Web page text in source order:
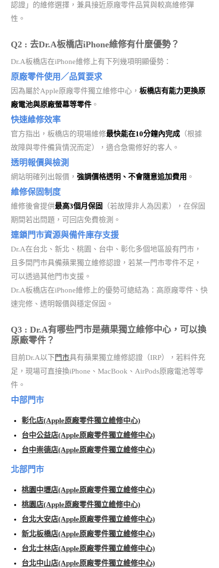
認證」的維修選擇，兼具接近原廠零件品質與較高維修彈
性。
Q2 : 去Dr.A板橋店iPhone維修有什麼優勢？
Dr.A板橋店在iPhone維修上有下列幾項明顯優勢：
原廠零件使用／品質要求
因為屬於Apple原廠零件獨立維修中心，板橋店有能力更換原
廠電池與原廠螢幕等零件 。
快速維修效率
官方指出，板橋店的現場維修最快能在10分鐘內完成 （根據
故障與零件備貨情況而定），適合急需修好的客人。
透明報價與檢測
網站明確列出報價，強調價格透明、不會隨意追加費用 。
維修保固制度
維修後會提供最高3個月保固
（若故障非人為因素），在保固
期間若出問題，可回店免費檢測。
連鎖門市資源與備件庫存支援
Dr.A在台北、新北、桃園、台中、彰化多個地區設有門市，
且多間門市具備蘋果獨立維修認證，若某一門市零件不足，
可以透過其他門市支援。
Dr.A板橋店在iPhone維修上的優勢可總結為：高原廠零件、快
速完修、透明報價與穩定保固。
Q3 : Dr.A有哪些門市是蘋果獨立維修中心，可以換
原廠零件？
目前Dr.A以下 門市具有蘋果獨立維修認證（IRP），若料件充
足，現場可直接換iPhone、MacBook、AirPods原廠電池等零
件。
中部門市
彰化店(Apple原廠零件獨立維修中心)
台中公益店(Apple原廠零件獨立維修中心)
台中崇德店(Apple原廠零件獨立維修中心)
北部門市
桃園中壢店(Apple原廠零件獨立維修中心)
桃園店(Apple原廠零件獨立維修中心)
台北大安店(Apple原廠零件獨立維修中心)
新北板橋店(Apple原廠零件獨立維修中心)
台北士林店(Apple原廠零件獨立維修中心)
台北中山店(Apple原廠零件獨立維修中心)